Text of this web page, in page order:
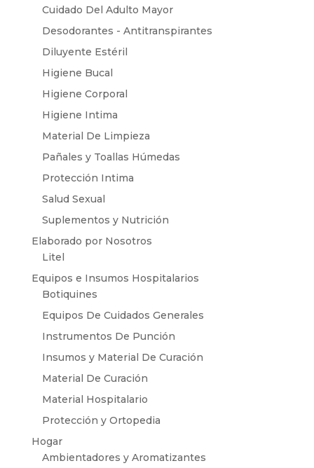
Cuidado Del Adulto Mayor
Desodorantes - Antitranspirantes
Diluyente Estéril
Higiene Bucal
Higiene Corporal
Higiene Intima
Material De Limpieza
Pañales y Toallas Húmedas
Protección Intima
Salud Sexual
Suplementos y Nutrición
Elaborado por Nosotros
Litel
Equipos e Insumos Hospitalarios
Botiquines
Equipos De Cuidados Generales
Instrumentos De Punción
Insumos y Material De Curación
Material De Curación
Material Hospitalario
Protección y Ortopedia
Hogar
Ambientadores y Aromatizantes